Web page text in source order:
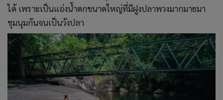
ได้ เพราะเป็นแอ่งน้ำตกขนาดใหญ่ที่มีฝูงปลาพวงมากมายมา
ชุมนุมกันจนเป็นวังปลา